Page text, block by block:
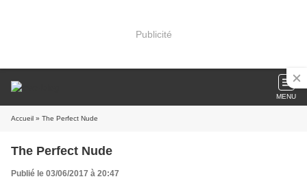
Publicité
MENU
Accueil » The Perfect Nude
The Perfect Nude
Publié le 03/06/2017 à 20:47